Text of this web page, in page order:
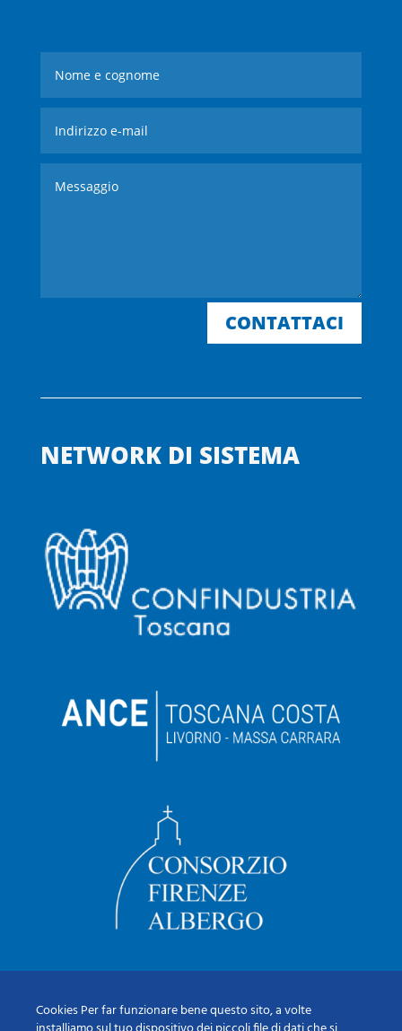
CONTATTACI
NETWORK DI SISTEMA
Cookies Per far funzionare bene questo sito, a volte